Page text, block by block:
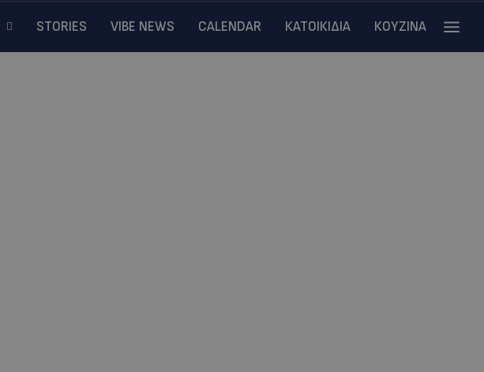
STORIES VIBE NEWS CALENDAR ΚΑΤΟΙΚΙΔΙΑ ΚΟΥΖΙΝΑ